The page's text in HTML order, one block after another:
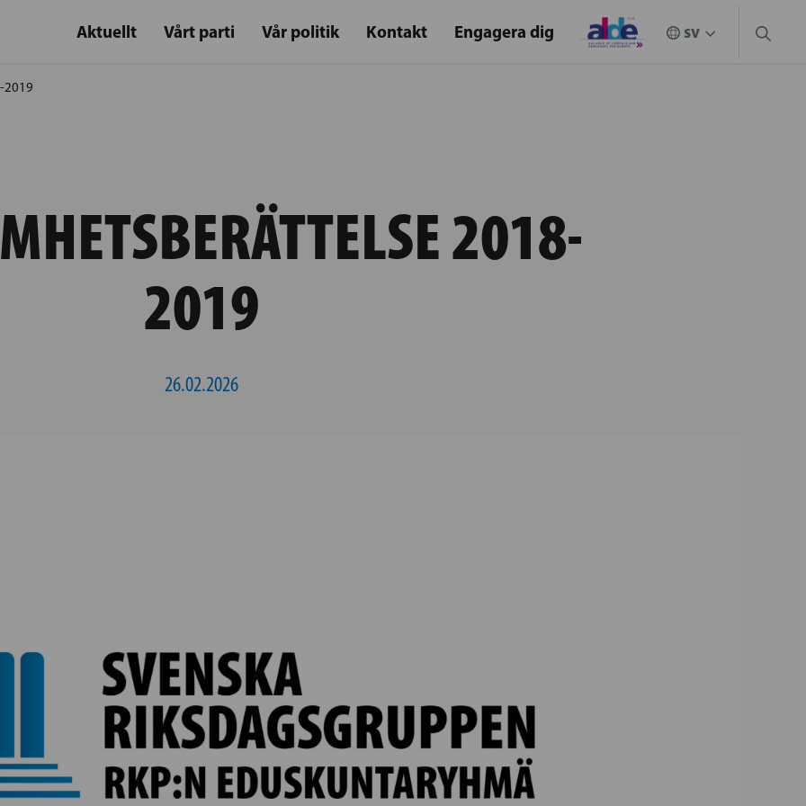
Aktuellt Vårt parti Vår politik Kontakt Engagera dig
2019
2018-
2019
26.02.2026